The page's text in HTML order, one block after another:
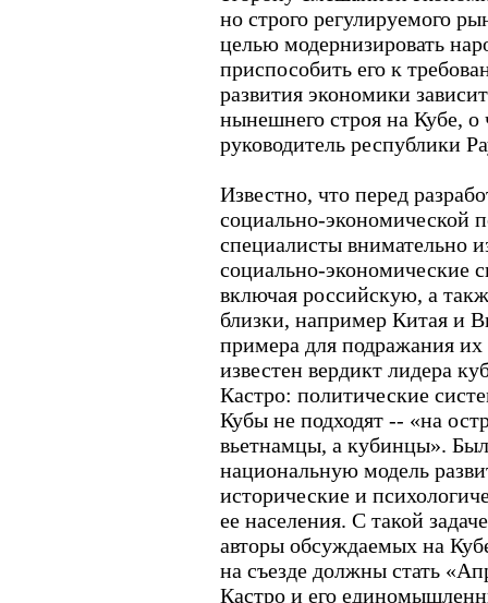
но строго регулируемого
целью модернизировать
приспособить его к
развития экономики
нынешнего строя на Кубе, о
руководитель республики
Известно, что перед
социально-экономической
специалисты внимательно
социально-экономические
включая российскую, а
близки, например Китая и
примера для подражания
известен вердикт лидера
Кастро: политические
Кубы не подходят -- «на
вьетнамцы, а кубинцы».
национальную модель
исторические и
ее населения. С такой
авторы обсуждаемых на
на съезде должны стать
Кастро и его